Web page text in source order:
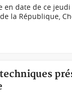
date de ce jeudi
la République,